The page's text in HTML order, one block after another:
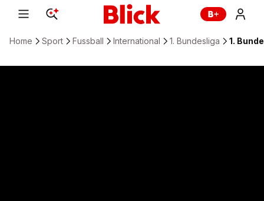
Home Sport Fussball International 1. Bundesliga 1.